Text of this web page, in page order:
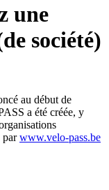
une
société)
au début de
a été créée, y
parwww.velo-pass.be